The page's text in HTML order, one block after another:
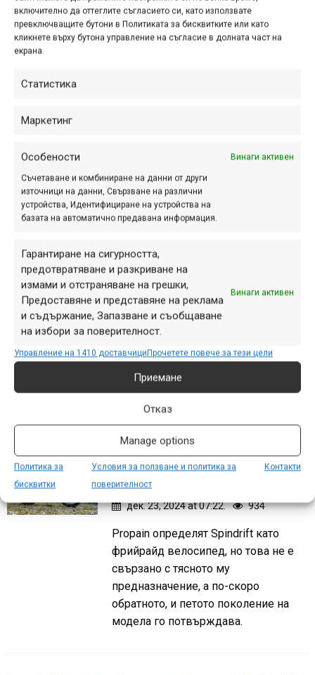
включително да оттеглите съгласието си, като използвате
превключващите бутони в Политиката за бисквитките или като
кликнете върху бутона управление на съгласие в долната част на
екрана.
Статистика
Маркетинг
Особености Винаги активен
Съчетаване и комбиниране на данни от други
източници на данни, Свързване на различни
устройства, Идентифициране на устройства на
базата на автоматично предавана информация.
Гарантиране на сигурността,
предотвратяване и разкриване на
измами и отстраняване на грешки,
Предоставяне и представяне на реклама
и съдържание, Запазване и съобщаване
на избори за поверителност.
Винаги активен
Управление на 1410 доставчициПрочетете повече за тези цели
Приемане
Отказ
Manage options
Политика за
бисквитки
Условия за ползване и политика за
поверителност
Контакти
Нови е-байкове 2024 |
Mondraker Sly
Mondraker добави в линията си от е-
Sly.
Нови байкове от Santa
Cruz през 2024 г.
дек. 24, 2024 at 07:37. 714
Не мога да изпратя спокойно 2024 г.,
за новите байкове от последните
месеци на една от любимите ми
марки - Santa Cruz.
Нови байкове през 2024
г.: Propain Spindrift 5
дек. 23, 2024 at 07:22. 934
Propain определят Spindrift като
фрийрайд велосипед, но това не е
свързано с тясното му
предназначение, а по-скоро
обратното, и петото поколение на
модела го потвърждава.